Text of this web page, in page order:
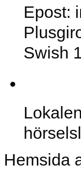
Epost:
Swish
Hemsida